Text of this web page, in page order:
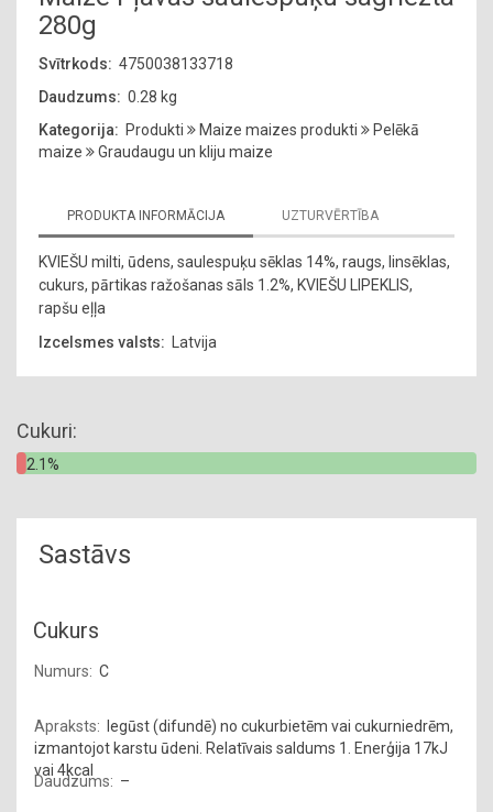
280g
Svītrkods: 4750038133718
Daudzums: 0.28 kg
Kategorija: Produkti Maize maizes produkti
Pelēkā
maize
Graudaugu un kliju maize
PRODUKTA INFORMĀCIJA UZTURVĒRTĪBA
KVIEŠU milti, ūdens, saulespuķu sēklas 14%, raugs, linsēklas,
cukurs, pārtikas ražošanas sāls 1.2%, KVIEŠU LIPEKLIS,
rapšu eļļa
Izcelsmes valsts:
Latvija
Cukuri:
2.1%
Sastāvs
Cukurs
C
Iegūst (difundē) no cukurbietēm vai cukurniedrēm,
izmantojot karstu ūdeni. Relatīvais saldums 1. Enerģija 17kJ
vai 4kcal
–